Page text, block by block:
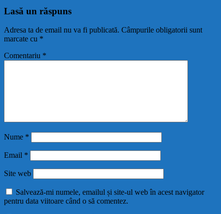
Lasă un răspuns
Adresa ta de email nu va fi publicată. Câmpurile obligatorii sunt
marcate cu *
Comentariu *
Nume *
Email *
Site web
Salvează-mi numele, emailul și site-ul web în acest navigator
pentru data viitoare când o să comentez.